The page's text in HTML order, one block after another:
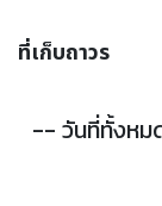
ที่เก็บถาวร